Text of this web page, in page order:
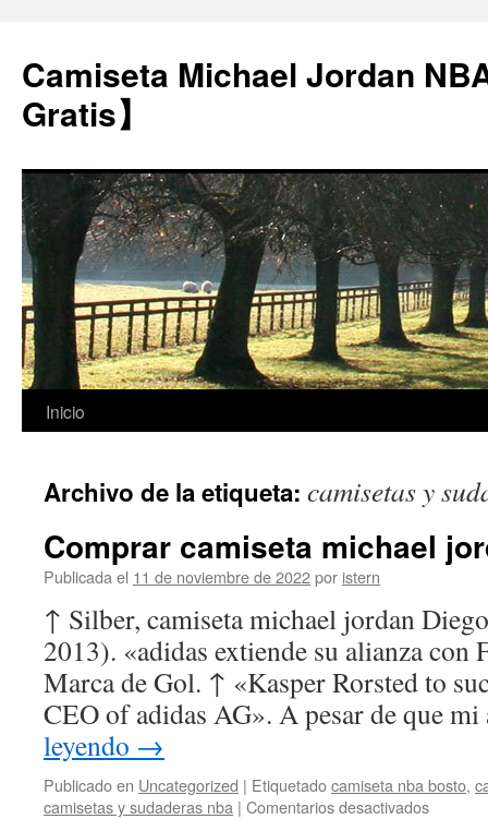
Camiseta Michael Jordan
Gratis】
Saltar
contenido
Inicio
Archivo de la etiqueta: camisetas y
Comprar camiseta michael
Publicada el 11 de noviembre de 2022por istern
↑ Silber, camiseta michael jordan
2013). «adidas extiende su alianza con
Marca de Gol. ↑ «Kasper Rorsted to
CEO of adidas AG». A pesar de que
leyendo →
Publicado en Uncategorized | Etiquetadocamiseta nba bosto,
camisetas y sudaderas nba | Comentarios desactivadosen